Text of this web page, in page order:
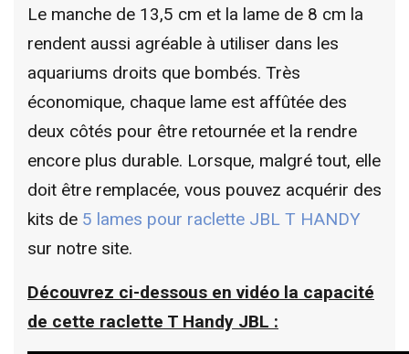
Le manche de 13,5 cm et la lame de 8 cm la
rendent aussi agréable à utiliser dans les
aquariums droits que bombés. Très
économique, chaque lame est affûtée des
deux côtés pour être retournée et la rendre
encore plus durable. Lorsque, malgré tout, elle
doit être remplacée, vous pouvez acquérir des
kits de 5 lames pour raclette JBL T HANDY
sur notre site.
Découvrez ci-dessous en vidéo la capacité
de cette raclette T Handy JBL :